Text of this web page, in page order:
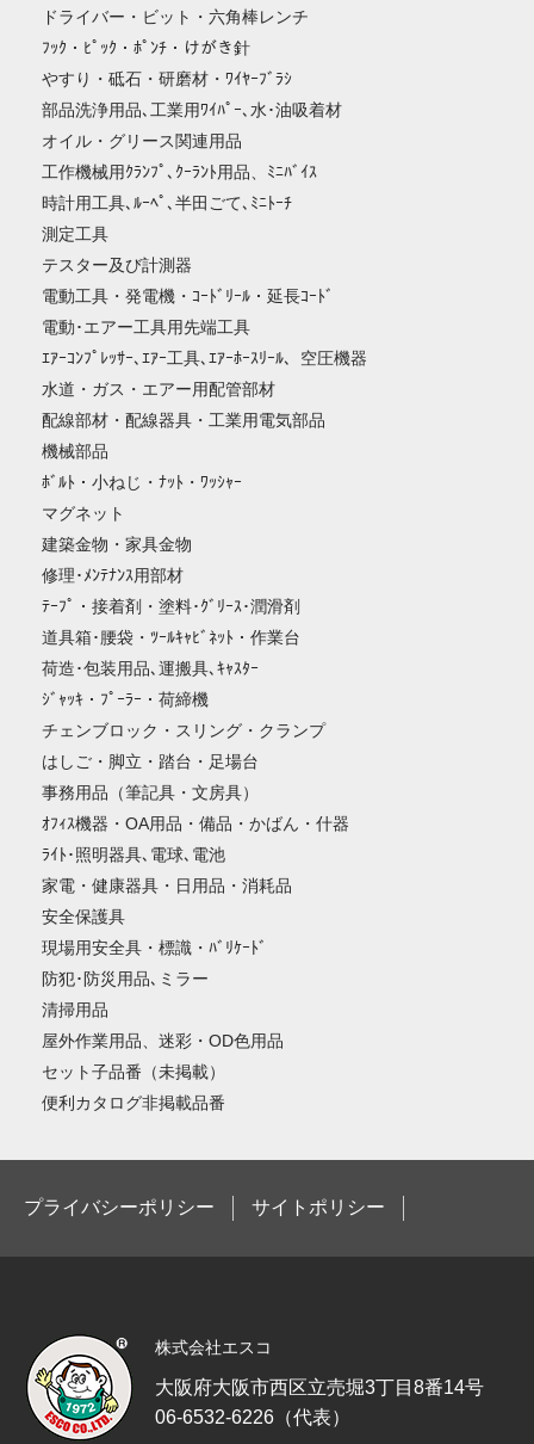
ドライバー・ビット・六角棒レンチ
ﾌｯｸ・ﾋﾟｯｸ・ﾎﾟﾝﾁ・けがき針
やすり・砥石・研磨材・ﾜｲﾔｰﾌﾞﾗｼ
部品洗浄用品､工業用ﾜｲﾊﾟｰ､水･油吸着材
オイル・グリース関連用品
工作機械用ｸﾗﾝﾌﾟ､ｸｰﾗﾝﾄ用品、ﾐﾆﾊﾞｲｽ
時計用工具､ﾙｰﾍﾟ､半田ごて､ﾐﾆﾄｰﾁ
測定工具
テスター及び計測器
電動工具・発電機・ｺｰﾄﾞﾘｰﾙ・延長ｺｰﾄﾞ
電動･エアー工具用先端工具
ｴｱｰｺﾝﾌﾟﾚｯｻｰ､ｴｱｰ工具､ｴｱｰﾎｰｽﾘｰﾙ、空圧機器
水道・ガス・エアー用配管部材
配線部材・配線器具・工業用電気部品
機械部品
ﾎﾞﾙﾄ・小ねじ・ﾅｯﾄ・ﾜｯｼｬｰ
マグネット
建築金物・家具金物
修理･ﾒﾝﾃﾅﾝｽ用部材
ﾃｰﾌﾟ・接着剤・塗料･ｸﾞﾘｰｽ･潤滑剤
道具箱･腰袋・ﾂｰﾙｷｬﾋﾞﾈｯﾄ・作業台
荷造･包装用品､運搬具､ｷｬｽﾀｰ
ｼﾞｬｯｷ・ﾌﾟｰﾗｰ・荷締機
チェンブロック・スリング・クランプ
はしご・脚立・踏台・足場台
事務用品（筆記具・文房具）
ｵﾌｨｽ機器・OA用品・備品・かばん・什器
ﾗｲﾄ･照明器具､電球､電池
家電・健康器具・日用品・消耗品
安全保護具
現場用安全具・標識・ﾊﾞﾘｹｰﾄﾞ
防犯･防災用品､ミラー
清掃用品
屋外作業用品、迷彩・OD色用品
セット子品番（未掲載）
便利カタログ非掲載品番
プライバシーポリシー サイトポリシー
株式会社エスコ
大阪府大阪市西区立売堀3丁目8番14号
06-6532-6226（代表）